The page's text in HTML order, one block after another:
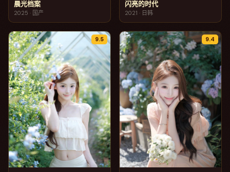
晨光档案
2025 · 国产
闪亮的时代
2021 · 日韩
9.5 9.4